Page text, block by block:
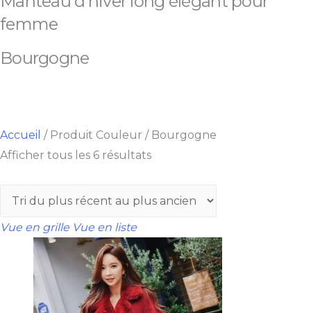
femme
Bourgogne
Accueil / Produit Couleur / Bourgogne
Afficher tous les 6 résultats
Vue en grille Vue en liste